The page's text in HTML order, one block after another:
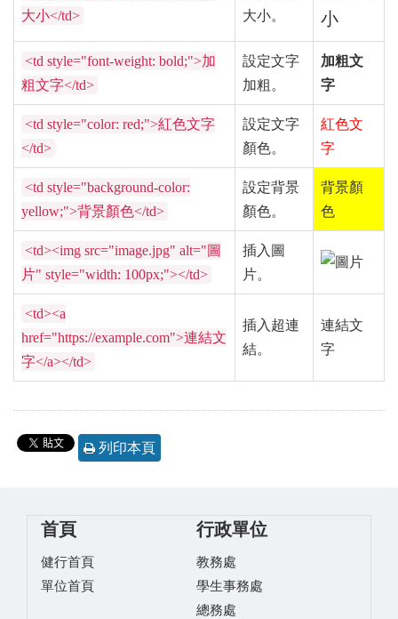
大小</td>
大小。
小
<td style="font-weight: bold;">加
粗文字</td>
設定文字
加粗。
加粗文
字
<td style="color: red;">紅色文字
</td>
設定文字
顏色。
紅色文
字
<td style="background-color:
yellow;">背景顏色</td>
設定背景
顏色。
背景顏
色
<td><img src="image.jpg" alt="圖
片" style="width: 100px;"></td>
插入圖
片。
<td><a
href="https://example.com">連結文
字</a></td>
插入超連
結。
連結文
字
列印本頁
首頁
健行首頁
單位首頁
行政單位
教務處
學生事務處
總務處